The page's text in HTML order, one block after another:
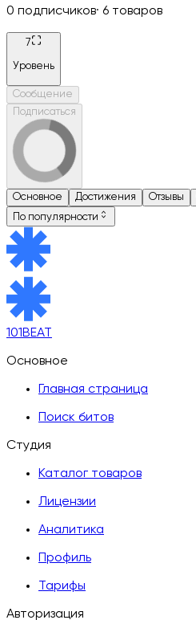
0 подписчиков· 6 товаров
7
Уровень
Сообщение
Подписаться
Основное Достижения Отзывы
По популярности
101BEAT
Основное
Главная страница
Поиск битов
Студия
Каталог товаров
Лицензии
Аналитика
Профиль
Тарифы
Авторизация